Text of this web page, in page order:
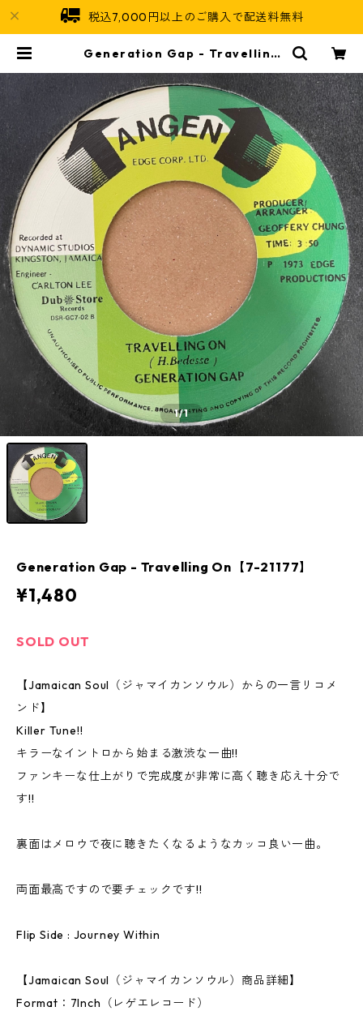
税込7,000円以上のご購入で配送料無料
Generation Gap - Travelling
1/1
Generation Gap - Travelling On【7-21177】
¥1,480
SOLD OUT
【Jamaican Soul（ジャマイカンソウル）からの一言リコメ
ンド】
Killer Tune!!
キラーなイントロから始まる激渋な一曲!!
ファンキーな仕上がりで完成度が非常に高く聴き応え十分で
す!!
裏面はメロウで夜に聴きたくなるようなカッコ良い一曲。
両面最高ですので要チェックです!!
Flip Side : Journey Within
【Jamaican Soul（ジャマイカンソウル）商品詳細】
Format：7Inch（レゲエレコード）